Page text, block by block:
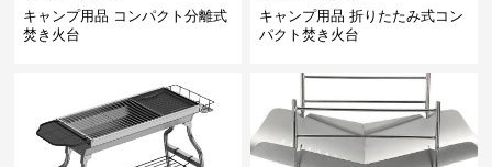
キャンプ用品 コンパクト分離式
焚き火台
キャンプ用品 折りたたみ式コン
パクト焚き火台